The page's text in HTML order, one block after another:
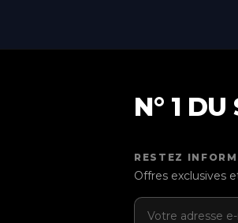
N° 1
RESTEZ
Offres exclusives
Adresse e-mail